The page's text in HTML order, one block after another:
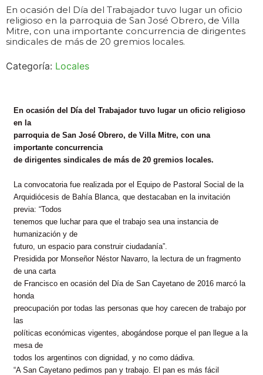
En ocasión del Día del Trabajador tuvo lugar un oficio
religioso en la parroquia de San José Obrero, de Villa
Mitre, con una importante concurrencia de dirigentes
sindicales de más de 20 gremios locales.
Categoría: Locales
En ocasión del Día del Trabajador tuvo lugar un oficio religioso
en la
parroquia de San José Obrero, de Villa Mitre, con una
importante concurrencia
de dirigentes sindicales de más de 20 gremios locales.
La convocatoria fue realizada por el Equipo de Pastoral Social de la
Arquidiócesis de Bahía Blanca, que destacaban en la invitación
previa: “Todos
tenemos que luchar para que el trabajo sea una instancia de
humanización y de
futuro, un espacio para construir ciudadanía”.
Presidida por Monseñor Néstor Navarro, la lectura de un fragmento
de una carta
de Francisco en ocasión del Día de San Cayetano de 2016 marcó la
honda
preocupación por todas las personas que hoy carecen de trabajo por
las
políticas económicas vigentes, abogándose porque el pan llegue a la
mesa de
todos los argentinos con dignidad, y no como dádiva.
“A San Cayetano pedimos pan y trabajo. El pan es más fácil